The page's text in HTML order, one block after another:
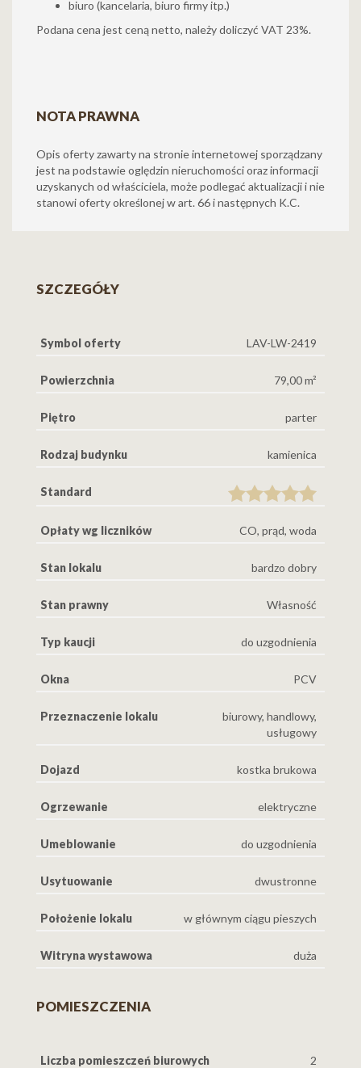
biuro (kancelaria, biuro firmy itp.)
Podana cena jest ceną netto, należy doliczyć VAT 23%.
NOTA PRAWNA
Opis oferty zawarty na stronie internetowej sporządzany
jest na podstawie oględzin nieruchomości oraz informacji
uzyskanych od właściciela, może podlegać aktualizacji i nie
stanowi oferty określonej w art. 66 i następnych K.C.
SZCZEGÓŁY
Symbol oferty LAV-LW-2419
Powierzchnia 79,00 m²
Piętro parter
Rodzaj budynku kamienica
Standard
Opłaty wg liczników CO, prąd, woda
Stan lokalu bardzo dobry
Stan prawny Własność
Typ kaucji do uzgodnienia
Okna PCV
Przeznaczenie lokalu
biurowy, handlowy,
usługowy
Dojazd kostka brukowa
Ogrzewanie elektryczne
Umeblowanie do uzgodnienia
Usytuowanie dwustronne
Położenie lokalu w głównym ciągu pieszych
Witryna wystawowa duża
POMIESZCZENIA
Liczba pomieszczeń biurowych 2